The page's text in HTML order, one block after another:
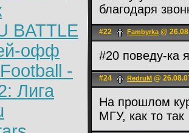
BATTLE
офф
-
Лига
благодаря
#22 Fambyrka@
#20 поведу-ка
#24 RedruM @
На прошлом
МГУ, как то так